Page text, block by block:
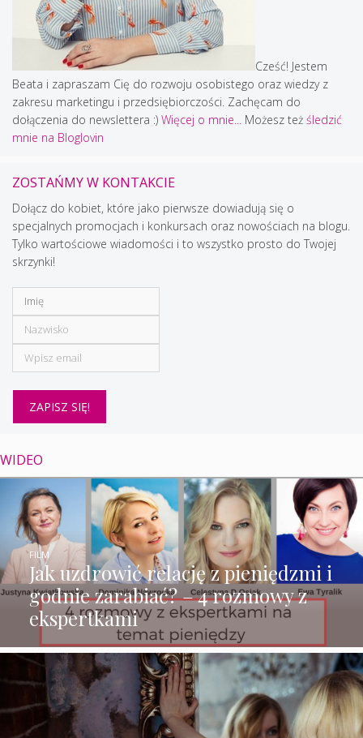
Cześć! Jestem
Beata i zapraszam Cię do rozwoju osobistego oraz wiedzy z
zakresu marketingu i przedsiębiorczości. Zachęcam do
dołączenia do newslettera :) Więcej o mnie... Możesz też śledzić
mnie na Bloglovin
ZOSTAŃMY W KONTAKCIE
Dołącz do kobiet, które jako pierwsze dowiadują się o
specjalnych promocjach i konkursach oraz nowościach na blogu.
Tylko wartościowe wiadomości i to wszystko prosto do Twojej
skrzynki!
WIDEO
Jak uzdrowić relację z pieniędzmi i
godnie zarabiać? – 4 rozmowy z
ekspertkami
FILM